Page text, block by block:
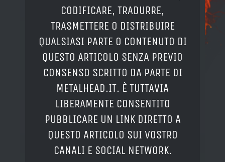
CODIFICARE, TRADURRE,
TRASMETTERE O DISTRIBUIRE
QUALSIASI PARTE O CONTENUTO DI
QUESTO ARTICOLO SENZA PREVIO
CONSENSO SCRITTO DA PARTE DI
METALHEAD.IT. È TUTTAVIA
LIBERAMENTE CONSENTITO
PUBBLICARE UN LINK DIRETTO A
QUESTO ARTICOLO SUI VOSTRO
CANALI E SOCIAL NETWORK.